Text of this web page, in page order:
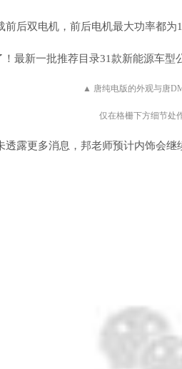
后双电机，前后电机最大功率都为
▲ 唐纯电版的外观与唐
仅在格栅下方细节处
透露更多消息，邦老师预计内饰会